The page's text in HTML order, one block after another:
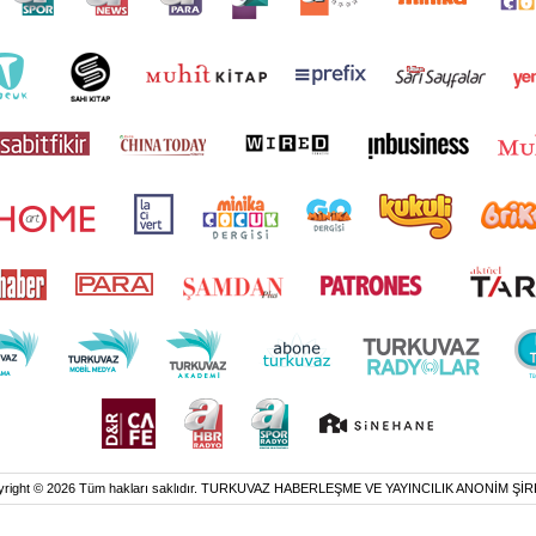
© 2026 Tüm hakları saklıdır. TURKUVAZ HABERLEŞME VE YAYINCILIK ANONİM